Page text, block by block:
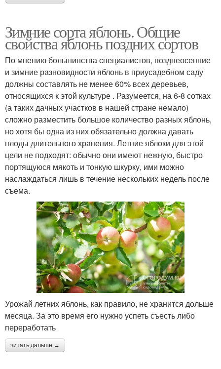
Зимние сорта яблонь. Общие
свойства яблонь поздних сортов
По мнению большинства специалистов, позднеосенние
и зимние разновидности яблонь в приусадебном саду
должны составлять не менее 60% всех деревьев,
относящихся к этой культуре . Разумеется, на 6-8 сотках
(а таких дачных участков в нашей стране немало)
сложно разместить большое количество разных яблонь,
но хотя бы одна из них обязательно должна давать
плоды длительного хранения. Летние яблоки для этой
цели не подходят: обычно они имеют нежную, быстро
портящуюся мякоть и тонкую шкурку, ими можно
наслаждаться лишь в течение нескольких недель после
съема.
Урожай летних яблонь, как правило, не хранится дольше
месяца. За это время его нужно успеть съесть либо
переработать
читать дальше →